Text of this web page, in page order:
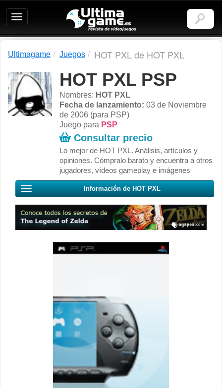
Ultimagame:
Revista
de
Ultimagame Juegos HOT PXL de HOT PXL
HOT PXL PSP
Nombres: HOT PXL
Fecha de lanzamiento: 03 de Noviembre
de 2006 (para PSP)
Juego para PSP
Consultar precio
Lo mejor de HOT PXL. Análisis, artículos y
opiniones. Cómpralo barato y encuentra a otros
jugadores, vídeos gameplay e imágenes
Información de HOT PXL